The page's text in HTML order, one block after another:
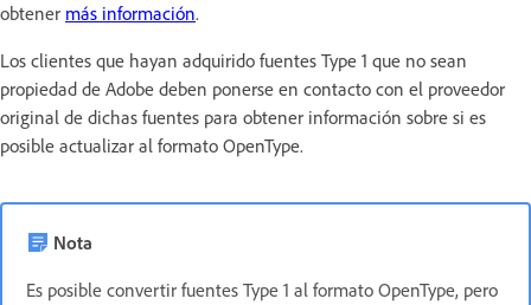
obtener más información.
Los clientes que hayan adquirido fuentes Type 1 que no sean
propiedad de Adobe deben ponerse en contacto con el proveedor
original de dichas fuentes para obtener información sobre si es
posible actualizar al formato OpenType.
Nota
Es posible convertir fuentes Type 1 al formato OpenType, pero